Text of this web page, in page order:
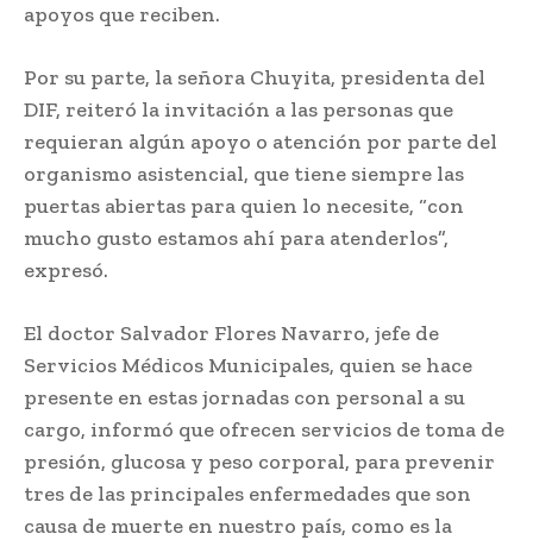
apoyos que reciben.
Por su parte, la señora Chuyita, presidenta del
DIF, reiteró la invitación a las personas que
requieran algún apoyo o atención por parte del
organismo asistencial, que tiene siempre las
puertas abiertas para quien lo necesite, “con
mucho gusto estamos ahí para atenderlos”,
expresó.
El doctor Salvador Flores Navarro, jefe de
Servicios Médicos Municipales, quien se hace
presente en estas jornadas con personal a su
cargo, informó que ofrecen servicios de toma de
presión, glucosa y peso corporal, para prevenir
tres de las principales enfermedades que son
causa de muerte en nuestro país, como es la